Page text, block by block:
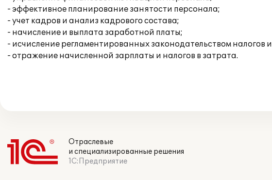
- эффективное планирование занятости персонала;
- учет кадров и анализ кадрового состава;
- начисление и выплата заработной платы;
- исчисление регламентированных законодательством налогов
- отражение начисленной зарплаты и налогов в затрата.
Отраслевые
и специализированные решения
1С:Предприятие